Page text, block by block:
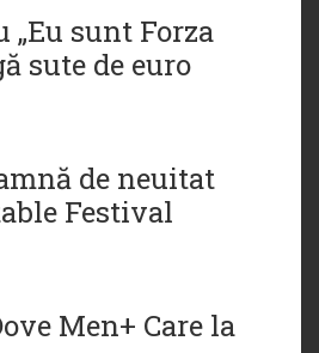
„Eu sunt Forza
sute de euro
de neuitat
Festival
Men+ Care la